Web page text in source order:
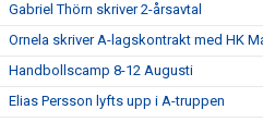
Gabriel Thörn skriver 2-årsavtal
Ornela skriver A-lagskontrakt med HK
Handbollscamp 8-12 Augusti
Elias Persson lyfts upp i A-truppen